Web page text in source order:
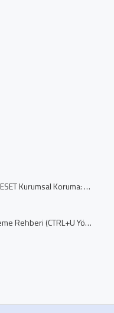
Sunucu ve İş İstasyonları için ESET Kurumsal Koruma: Dijital Kalenizi İnşa Edin
Adım Adım ESET Lisans Yenileme Rehberi (CTRL+U Yöntemi)